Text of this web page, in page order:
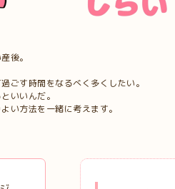
後。
ごす時間をなるべく多くしたい。
いいんだ。
い方法を一緒に考えます。